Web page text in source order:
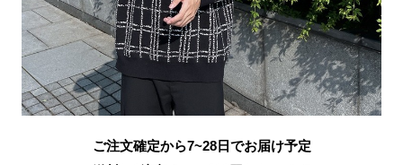
ご注文確定から7~28日でお届け予定